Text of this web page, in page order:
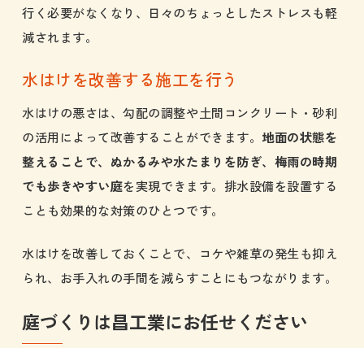
行く必要がなくなり、日々のちょっとしたストレスも軽
減されます。
水はけを改善する施工を行う
水はけの悪さは、勾配の調整や土間コンクリート・砂利
の活用によって改善することができます。 地面の状態を
整えることで、ぬかるみや水たまりを防ぎ、梅雨の時期
でも歩きやすい庭を実現できます。排水設備を設置する
ことも効果的な対策のひとつです。
水はけを改善しておくことで、コケや雑草の発生も抑え
られ、お手入れの手間を減らすことにもつながります。
庭づくりは昌工業にお任せください